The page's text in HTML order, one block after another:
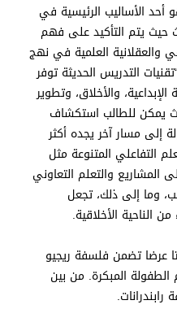
أحد الأساليب الرئيسية في
حيث يتم التأكيد على فهم
والعقلانية العلمية في نهج
التدريس الحديثة توفر
الإبداعية، والأخلاق، وتطوير
يمكن للطالب استكشاف
إلى مسار آخر يجده أكثر
التفاعلي المتنوعة مثل
المشاريع والتعلم التعاوني
وما إلى ذلك، تجعل
الناحية الأخلاقية.
عرضا تضمن فلسفة ريجيو
المبكرة. من بين